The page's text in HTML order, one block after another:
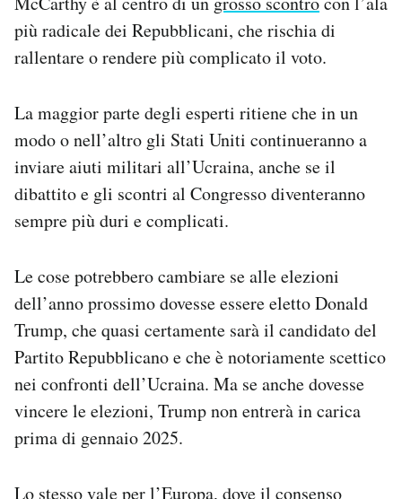
più radicale dei Repubblicani, che rischia di
rallentare o rendere più complicato il voto.
La maggior parte degli esperti ritiene che in un
modo o nell’altro gli Stati Uniti continueranno a
inviare aiuti militari all’Ucraina, anche se il
dibattito e gli scontri al Congresso diventeranno
sempre più duri e complicati.
Le cose potrebbero cambiare se alle elezioni
dell’anno prossimo dovesse essere eletto Donald
Trump, che quasi certamente sarà il candidato del
Partito Repubblicano e che è notoriamente scettico
nei confronti dell’Ucraina. Ma se anche dovesse
vincere le elezioni, Trump non entrerà in carica
prima di gennaio 2025.
Lo stesso vale per l’Europa, dove il consenso